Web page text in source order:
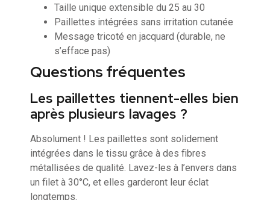
Taille unique extensible du 25 au 30
Paillettes intégrées sans irritation cutanée
Message tricoté en jacquard (durable, ne
s’efface pas)
Questions fréquentes
Les paillettes tiennent-elles bien
après plusieurs lavages ?
Absolument ! Les paillettes sont solidement
intégrées dans le tissu grâce à des fibres
métallisées de qualité. Lavez-les à l’envers dans
un filet à 30°C, et elles garderont leur éclat
longtemps.